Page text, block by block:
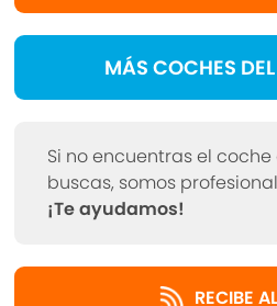
MÁS COCHES
Si no encuentras el
buscas, somos
¡Te ayudamos!
RECIBE